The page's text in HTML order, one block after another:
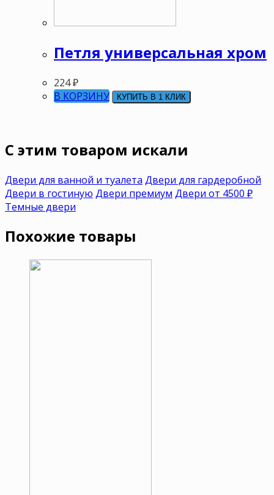
Петля универсальная хром
224₽
В КОРЗИНУ
КУПИТЬ В 1 КЛИК
C этим товаром искали
Двери для ванной и туалета Двери для гардеробной
Двери в гостиную Двери премиум Двери от 4500 ₽
Темные двери
Похожие товары